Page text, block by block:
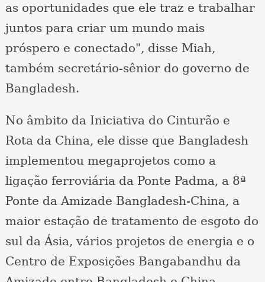
as oportunidades que ele traz e trabalhar
juntos para criar um mundo mais
próspero e conectado", disse Miah,
também secretário-sênior do governo de
Bangladesh.
No âmbito da Iniciativa do Cinturão e
Rota da China, ele disse que Bangladesh
implementou megaprojetos como a
ligação ferroviária da Ponte Padma, a 8ª
Ponte da Amizade Bangladesh-China, a
maior estação de tratamento de esgoto do
sul da Ásia, vários projetos de energia e o
Centro de Exposições Bangabandhu da